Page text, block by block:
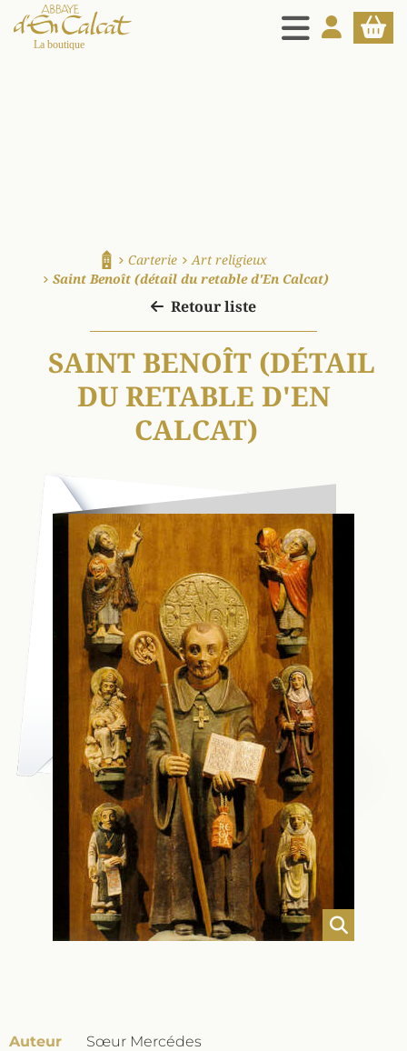
MENU
MON PANIER
Accueil
Carterie
Art religieux
Saint Benoît (détail du retable d'En Calcat)
Retour liste
SAINT BENOÎT (DÉTAIL
DU RETABLE D'EN
CALCAT)
Auteur
Sœur Mercédes